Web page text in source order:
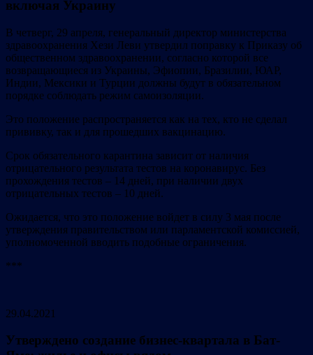
включая Украину
В четверг, 29 апреля, генеральный директор министерства
здравоохранения Хези Леви утвердил поправку к Приказу об
общественном здравоохранении, согласно которой все
возвращающиеся из Украины, Эфиопии, Бразилии, ЮАР,
Индии, Мексики и Турции должны будут в обязательном
порядке соблюдать режим самоизоляции.
Это положение распространяется как на тех, кто не сделал
прививку, так и для прошедших вакцинацию.
Срок обязательного карантина зависит от наличия
отрицательного результата тестов на коронавирус. Без
прохождения тестов – 14 дней, при наличии двух
отрицательных тестов – 10 дней.
Ожидается, что это положение войдет в силу 3 мая после
утверждения правительством или парламентской комиссией,
уполномоченной вводить подобные ограничения.
***
29.04.2021
Утверждено создание бизнес-квартала в Бат-